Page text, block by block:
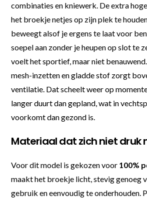
combinaties en kniewerk. De extra
het broekje netjes op zijn plek te
beweegt alsof je ergens te laat voor
soepel aan zonder je heupen op slot te
voelt het sportief, maar niet
mesh-inzetten en gladde stof zorgt
ventilatie. Dat scheelt weer op
langer duurt dan gepland, wat in
voorkomt dan gezond is.
Materiaal dat zich niet druk
Voor dit model is gekozen voor 100%
maakt het broekje licht, stevig genoeg
gebruik en eenvoudig te onderhouden.